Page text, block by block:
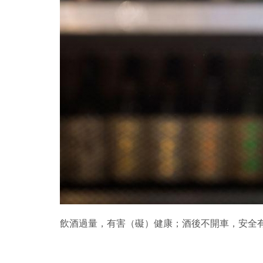
飲酒過量，有害（礙）健康；酒後不開車，安全